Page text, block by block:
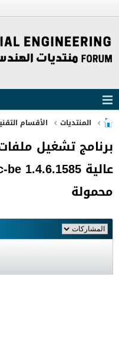
المنتديات الأقسام
برنامج تشغيل
محمولة